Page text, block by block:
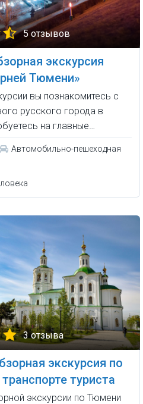
5 отзывов
экскурсия
Тюмени»
вы познакомитесь с
русского города в
на главные…
Автомобильно-пешеходная
3 отзыва
экскурсия по
туриста
экскурсии по Тюмени